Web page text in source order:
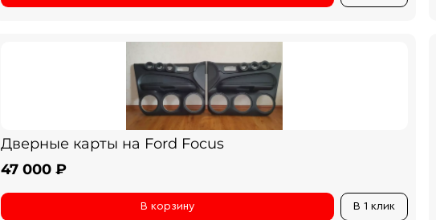
Дверные карты на Ford Focus
47 000 ₽
В 1 клик
В корзину